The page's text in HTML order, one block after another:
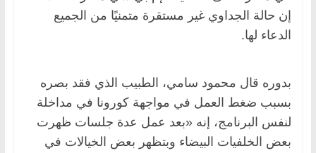
إن حالة الجداوي غير مستقرة متمنيًا من الجميع
الدعاء لها.
بدوره قال محمود سامي، الطبيب الذي فقد بصره
بسبب ضغط العمل في مواجهة كورونا في مداخلة
لنفس البرنامج، إنه «بعد عمل عدة جلسات ظهرت
بعض الخلفيات البيضاء وبتظهر بعض الخيالات في